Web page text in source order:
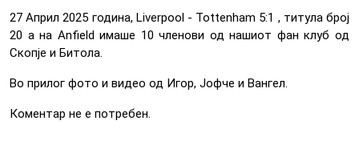
27 Април 2025 година, Liverpool - Tottenham 5:1 , титула број
20 а на Anfield имаше 10 членови од нашиот фан клуб од
Скопје и Битола.
Во прилог фото и видео од Игор, Јофче и Вангел.
Коментар не е потребен.